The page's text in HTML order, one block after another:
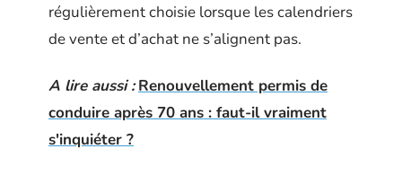
régulièrement choisie lorsque les calendriers
de vente et d’achat ne s’alignent pas.
A lire aussi : Renouvellement permis de
conduire après 70 ans : faut-il vraiment
s'inquiéter ?